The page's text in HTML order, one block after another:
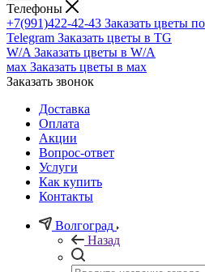
Телефоны
+7(991)422-42-43 Заказать цветы
Telegram Заказать цветы в TG
W/A Заказать цветы в W/A
мах Заказать цветы в мах
Заказать звонок
Доставка
Оплата
Акции
Вопрос-ответ
Услуги
Как купить
Контакты
Волгоград
Назад